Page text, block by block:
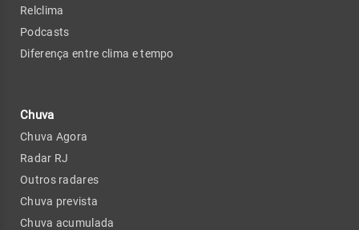
Relclima
Podcasts
Diferença entre clima e tempo
Chuva
Chuva Agora
Radar RJ
Outros radares
Chuva prevista
Chuva acumulada